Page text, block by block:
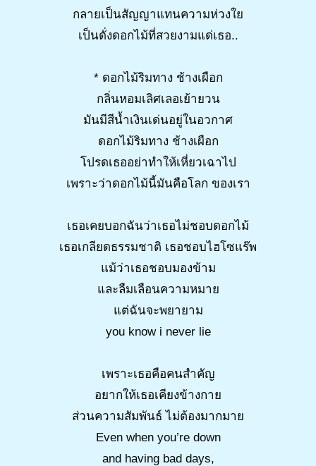
กลายเป็นสัญญาแทนความห่วงใย
เป็นดั่งดอกไม้ที่สวยงามแด่เธอ..
* ดอกไม้ริมทาง ช้างเผือก
กลิ่นหอมเลิศเลอเย้ายวน
มันมีสีน้ำเงินเด่นอยู่ในอวกาศ
ดอกไม้ริมทาง ช้างเผือก
โปรดเธออย่าทำให้เหี่ยวเฉาไป
เพราะว่าดอกไม้นี้มันคือโลก ของเรา
เธอเคยบอกฉันว่าเธอไม่ชอบดอกไม้
เธอเกลียดธรรมชาติ เธอชอบไฮโซแร๊พ
แม้ว่าเธอชอบมองข้าม
และลืมเลือนความหมาย
แต่ฉันจะพยายาม
you know i never lie
เพราะเธอคือคนสำคัญ
อยากให้เธอเคียงข้างกาย
ส่วนความสัมพันธ์ ไม่ต้องมากมาย
Even when you’re down
and having bad days,